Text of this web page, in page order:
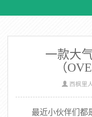
一款大
（
西枫里
最近小伙伴们都